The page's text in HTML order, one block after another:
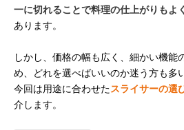
一に切れることで料理の仕上がりもよ
あります。
しかし、価格の幅も広く、細かい機能
め、どれを選べばいいのか迷う方も多
今回は用途に合わせたスライサーの選
介します。